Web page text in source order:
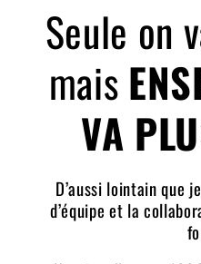
Seule on
mais
VA
D’aussi lointain que
d’équipe et la